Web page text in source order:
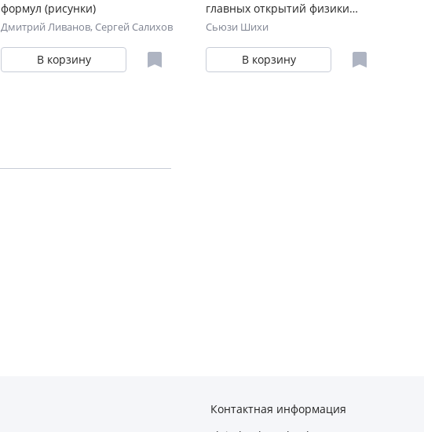
формул (рисунки)
Дмитрий Ливанов,Сергей Салихов
В корзину
главных открытий физики
элементарных частиц
Сьюзи Шихи
В корзину
Контактная информация